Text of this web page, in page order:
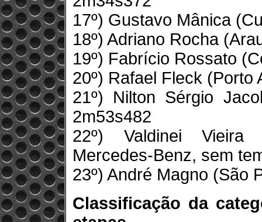
17º) Gustavo Mânica
18º) Adriano Rocha
19º) Fabrício Rossato
20º) Rafael Fleck
21º) Nilton Sérgio
2m53s482
22º) Valdinei Vieira
Mercedes-Benz, sem
23º) André Magno (São
Classificação da